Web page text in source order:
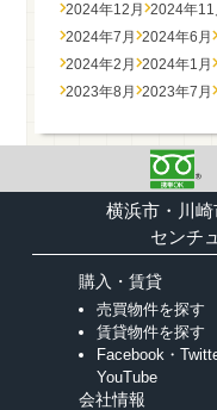
2024年12月 2024年
2024年7月 2024年6月
2024年2月 2024年1月
2023年8月 2023年7月
横浜市・川
センチ
購入・賃貸
売買物件を探す
賃貸物件を探す
Facebook・
YouTube
会社情報